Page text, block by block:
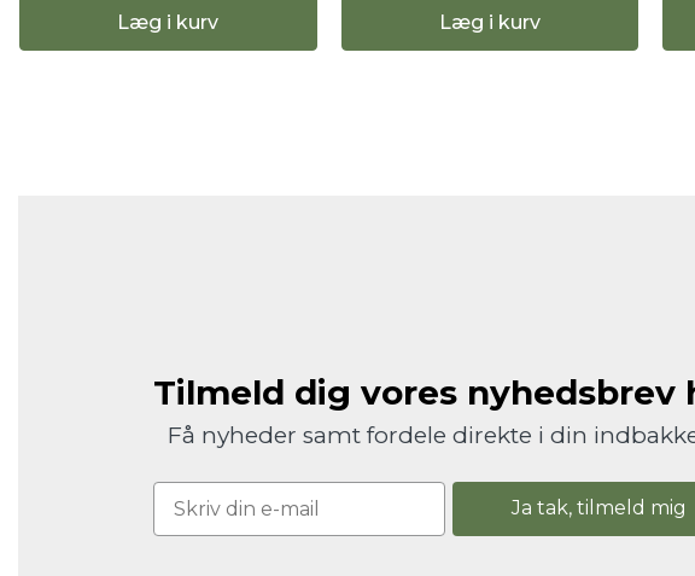
Læg i kurv Læg i kurv
Tilmeld dig vores nyhedsbrev
Få nyheder samt fordele direkte i din
Ja tak, tilmeld mig